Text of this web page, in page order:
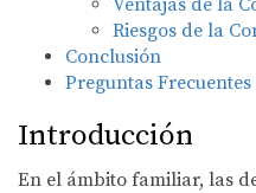
Ventajas de la
Riesgos de la
Conclusión
Preguntas Frecuentes
Introducción
En el ámbito familiar, las